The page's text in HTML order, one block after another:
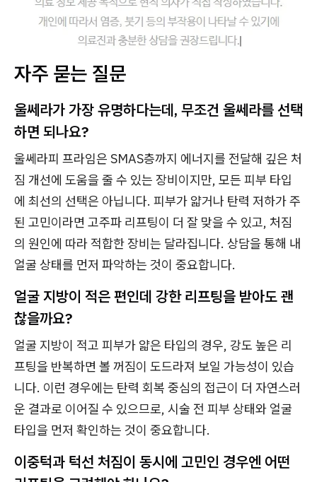
자주 묻는 질문
울쎄라가 가장 유명하다는데, 무조건 울쎄라를 선택
하면 되나요?
울쎄라피 프라임은 SMAS층까지 에너지를 전달해 깊은 처
짐 개선에 도움을 줄 수 있는 장비이지만, 모든 피부 타입
에 최선의 선택은 아닙니다. 피부가 얇거나 탄력 저하가 주
된 고민이라면 고주파 리프팅이 더 잘 맞을 수 있고, 처짐
의 원인에 따라 적합한 장비는 달라집니다. 상담을 통해 내
얼굴 상태를 먼저 파악하는 것이 중요합니다.
얼굴 지방이 적은 편인데 강한 리프팅을 받아도 괜
찮을까요?
얼굴 지방이 적고 피부가 얇은 타입의 경우, 강도 높은 리
프팅을 반복하면 볼 꺼짐이 도드라져 보일 가능성이 있습
니다. 이런 경우에는 탄력 회복 중심의 접근이 더 자연스러
운 결과로 이어질 수 있으므로, 시술 전 피부 상태와 얼굴
타입을 먼저 확인하는 것이 중요합니다.
이중턱과 턱선 처짐이 동시에 고민인 경우엔 어떤